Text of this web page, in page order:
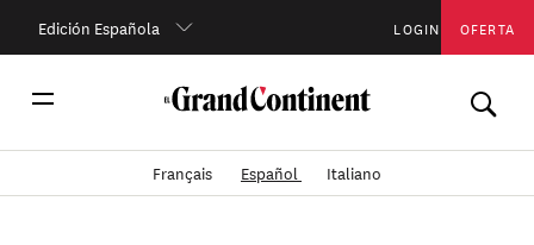
Edición Española LOGIN OFERTA
Français Español Italiano